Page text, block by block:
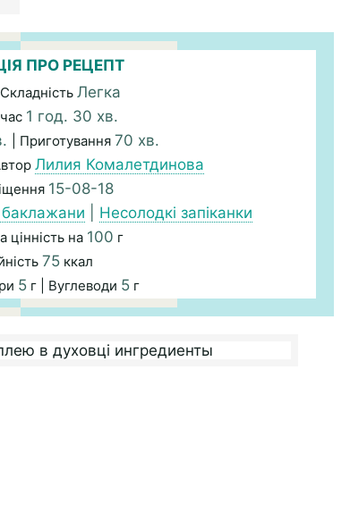
ПРО РЕЦЕПТ
Складність Легка
1 год. 30 хв.
| Приготування 70 хв.
Лилия Комалетдинова
15-08-18
Несолодкі запіканки
цінність на 100 г
75ккал
5г | Вуглеводи 5г